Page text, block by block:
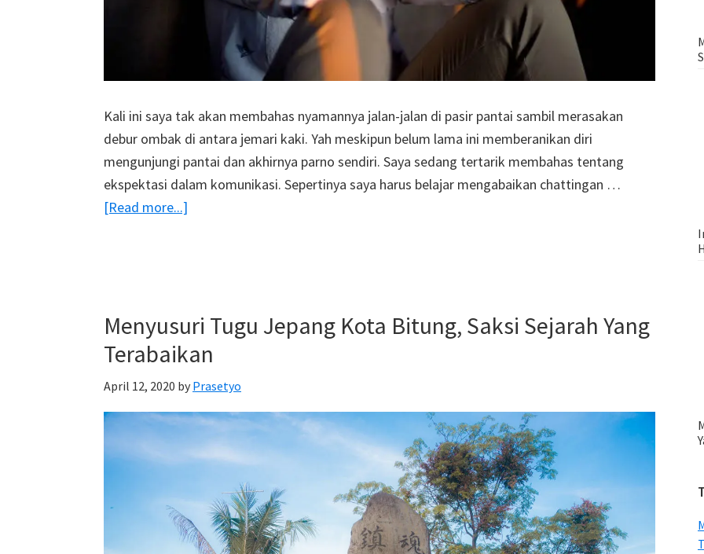
Kali ini saya tak akan membahas nyamannya jalan-jalan di pasir pantai sambil merasakan
debur ombak di antara jemari kaki. Yah meskipun belum lama ini memberanikan diri
mengunjungi pantai dan akhirnya parno sendiri. Saya sedang tertarik membahas tentang
ekspektasi dalam komunikasi. Sepertinya saya harus belajar mengabaikan chattingan …
[Read more...]
Menyusuri Tugu Jepang Kota Bitung, Saksi Sejarah Yang
Terabaikan
April 12, 2020 by Prasetyo